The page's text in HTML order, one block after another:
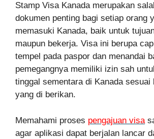
Stamp Visa Kanada merupakan
dokumen penting bagi setiap orang
memasuki Kanada, baik untuk
maupun bekerja. Visa ini berupa
tempel pada paspor dan menandai
pemegangnya memiliki izin sah
tinggal sementara di Kanada sesuai
yang di berikan.
Memahami proses pengajuan visa
agar aplikasi dapat berjalan lancar